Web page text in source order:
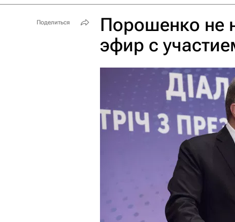
Порошенко не
эфир с
Поделиться